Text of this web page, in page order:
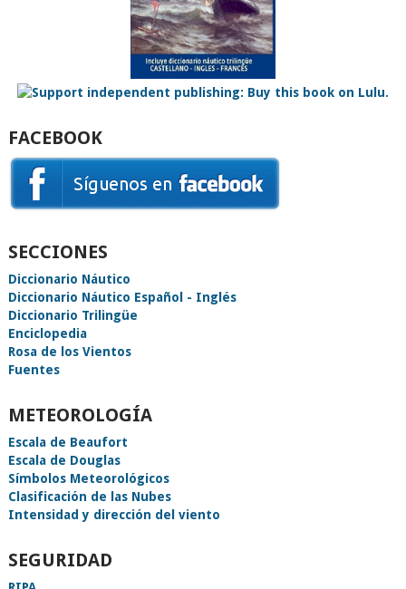
FACEBOOK
SECCIONES
Diccionario Náutico
Diccionario Náutico Español - Inglés
Diccionario Trilingüe
Enciclopedia
Rosa de los Vientos
Fuentes
METEOROLOGÍA
Escala de Beaufort
Escala de Douglas
Símbolos Meteorológicos
Clasificación de las Nubes
Intensidad y dirección del viento
SEGURIDAD